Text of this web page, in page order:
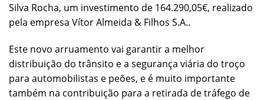
Silva Rocha, um investimento de 164.290,05€, realizado
pela empresa Vítor Almeida & Filhos S.A..
Este novo arruamento vai garantir a melhor
distribuição do trânsito e a segurança viária do troço
para automobilistas e peões, e é muito importante
também na contribuição para a retirada de tráfego de